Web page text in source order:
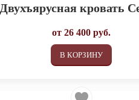
Двухъярусная кровать
от26 400 руб.
В КОРЗИНУ